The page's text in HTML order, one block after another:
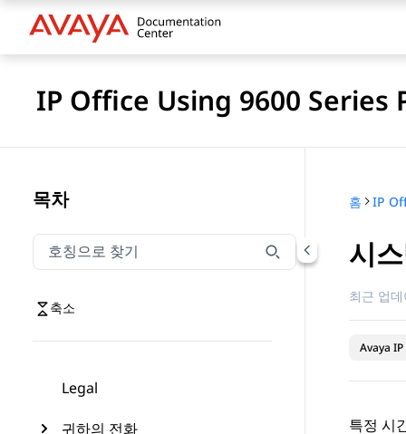
IP Office Using 9600
목차
호칭으로 찾기
호칭으로 찾기 항목을 필터링하려면 입력합니다.
축소
Legal
귀하의 전화
홈
시
최근 업
Avaya
특정 시